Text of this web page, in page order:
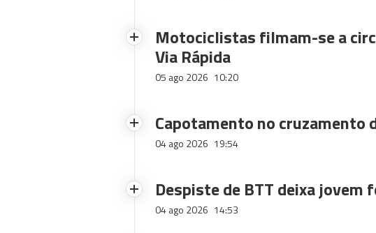
Motociclistas filmam-se a
Via Rápida
05 ago 2026 10:20
Capotamento no cruzamento
04 ago 2026 19:54
Despiste de BTT deixa jovem
04 ago 2026 14:53